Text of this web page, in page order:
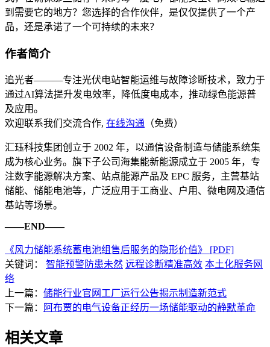
到需要它的地方？您选择的合作伙伴，是仅仅提供了一个产
品，还是承诺了一个可持续的未来？
作者简介
追光者———专注光伏电站智能运维与故障诊断技术，致力于
通过AI算法提升发电效率，降低度电成本，推动绿色能源普
及应用。
欢迎联系我们交流合作, 在线沟通 （免费）
汇珏科技集团创立于 2002 年，以通信设备制造与储能系统集
成为核心业务。旗下子公司海集能新能源成立于 2005 年，专
注数字能源解决方案、站点能源产品及 EPC 服务，主营基站
储能、储能电池等，广泛应用于工商业、户用、微电网及通信
基站等场景。
——END——
《风力储能系统蓄电池组售后服务的隐形价值》 [PDF]
关键词： 智能预警防患未然 远程诊断精准高效 本土化服务网
络
上一篇： 储能行业官网工厂运行公告揭示制造新范式
下一篇：
阿布贾的电气设备正经历一场储能驱动的静默革命
相关文章